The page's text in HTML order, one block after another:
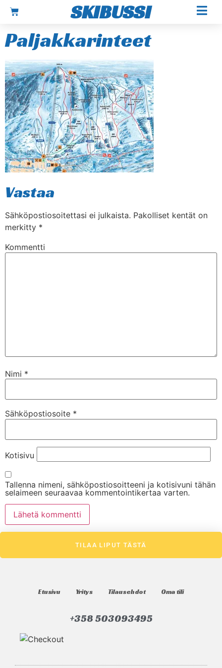
SKIBUSSI
Paljakkarinteet
Vastaa
Sähköpostiosoitettasi ei julkaista. Pakolliset kentät on
merkitty *
Kommentti
Nimi *
Sähköpostiosoite *
Kotisivu
Tallenna nimeni, sähköpostiosoitteeni ja kotisivuni tähän
selaimeen seuraavaa kommentointikertaa varten.
TILAA LIPUT TÄSTÄ
Etusivu Yritys Tilausehdot Oma tili
+358 503093495